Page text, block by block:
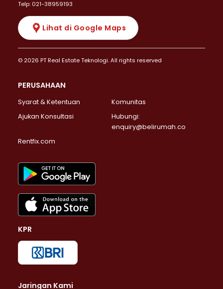
Telp: 021-38959193
Lihat di Google Maps
© 2026 PT Real Estate Teknologi. All rights reserved
PERUSAHAAN
Syarat & Ketentuan
Komunitas
Ajukan Konsultasi
Hubungi:
enquiry@belirumah.co
Rentfix.com
KPR
Jaringan Kami